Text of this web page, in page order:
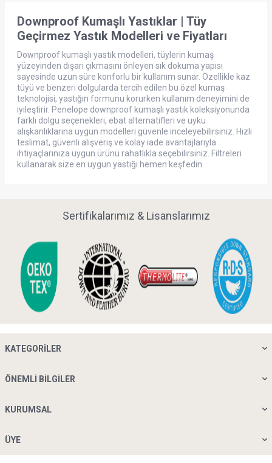
Downproof Kumaşlı Yastıklar | Tüy
Geçirmez Yastık Modelleri ve Fiyatları
Downproof kumaşlı yastık modelleri, tüylerin kumaş
yüzeyinden dışarı çıkmasını önleyen sık dokuma yapısı
sayesinde uzun süre konforlu bir kullanım sunar. Özellikle kaz
tüyü ve benzeri dolgularda tercih edilen bu özel kumaş
teknolojisi, yastığın formunu korurken kullanım deneyimini de
iyileştirir. Penelope downproof kumaşlı yastık koleksiyonunda
farklı dolgu seçenekleri, ebat alternatifleri ve uyku
alışkanlıklarına uygun modelleri güvenle inceleyebilirsiniz. Hızlı
teslimat, güvenli alışveriş ve kolay iade avantajlarıyla
ihtiyaçlarınıza uygun ürünü rahatlıkla seçebilirsiniz. Filtreleri
kullanarak size en uygun yastığı hemen keşfedin.
Penelope koleksiyonunda yer alan downproof yastık modelleri,
araya getirir. İster doğal dolgu tercih edin ister alternatif dolgu
seçeneklerini değerlendirin, tüy geçirmez kumaş teknolojisi
sayesinde uzun ömürlü ve konforlu bir kullanım elde
edebilirsiniz.
Kategori sayfasında ürünleri Önerilen, En Çok Satan, Yeni
Gelenler veya Fiyata Göre Sırala seçenekleriyle kolayca
inceleyebilirsiniz. Ürün kartlarında yer alan Tüy Geçirmez,
İndirim, Yeni Ürün gibi rozetler seçim sürecini hızlandırırken,
stok durumu ve tahmini teslimat bilgileri de alışverişinizi daha
Her ürün sayfasında;
dolgu özelliklerini,
puan ortalamalarını,
hızlı sepete ekleme seçeneklerini
satın alma kararınızı destekleyen önemli güven unsurlarından
biridir.
Sertifikalarımız & Lisanslarımız
KATEGORILER
ÖNEMLI BILGILER
KURUMSAL
ÜYE